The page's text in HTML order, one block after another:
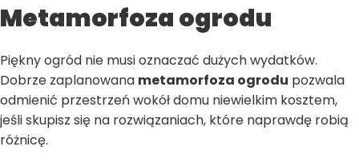
Metamorfoza ogrodu
Piękny ogród nie musi oznaczać dużych wydatków.
Dobrze zaplanowana metamorfoza ogrodu pozwala
odmienić przestrzeń wokół domu niewielkim kosztem,
jeśli skupisz się na rozwiązaniach, które naprawdę robią
różnicę.